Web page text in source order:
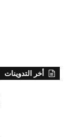
أخر التدوينات